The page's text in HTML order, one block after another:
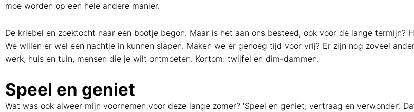
moe worden op een hele andere manier.
De kriebel en zoektocht naar een bootje begon. Maar is het aan ons besteed, ook voor de lange termijn?
We willen er wel een nachtje in kunnen slapen. Maken we er genoeg tijd voor vrij? Er zijn nog zoveel
werk, huis en tuin, mensen die je wilt ontmoeten. Kortom: twijfel en dim-dammen.
Speel en geniet
Wat was ook alweer mijn voornemen voor deze lange zomer? ‘Speel en geniet, vertraag en verwonder’.